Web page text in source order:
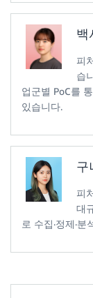
백
피
습
업군별 PoC를
있습니다.
구
피
대
로 수집·정제·